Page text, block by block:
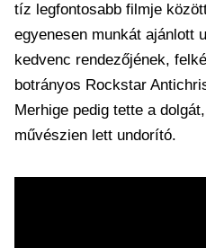
tíz legfontosabb filmje
egyenesen munkát ajánlott
kedvenc rendezőjének,
botrányos Rockstar
Merhige pedig tette a
művészien lett undorító.